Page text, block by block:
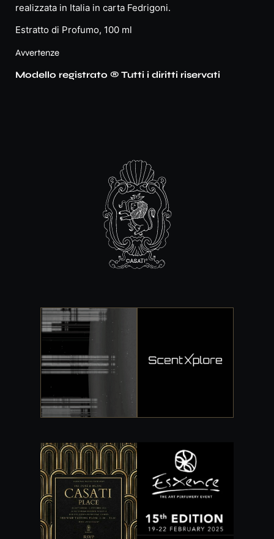
realizzata in Italia in carta Fedrigoni.
Estratto di Profumo, 100 ml
Avvertenze
Modello registrato ® Tutti i diritti riservati